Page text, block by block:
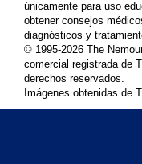
únicamente para uso
obtener consejos
diagnósticos y
© 1995-2026 The
comercial registrada de
derechos reservados.
Imágenes obtenidas de